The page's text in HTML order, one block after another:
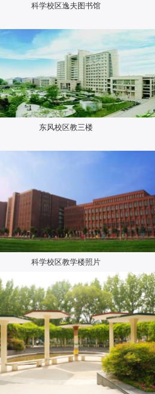
科学校区逸夫图书馆
东风校区教三楼
科学校区教学楼照片